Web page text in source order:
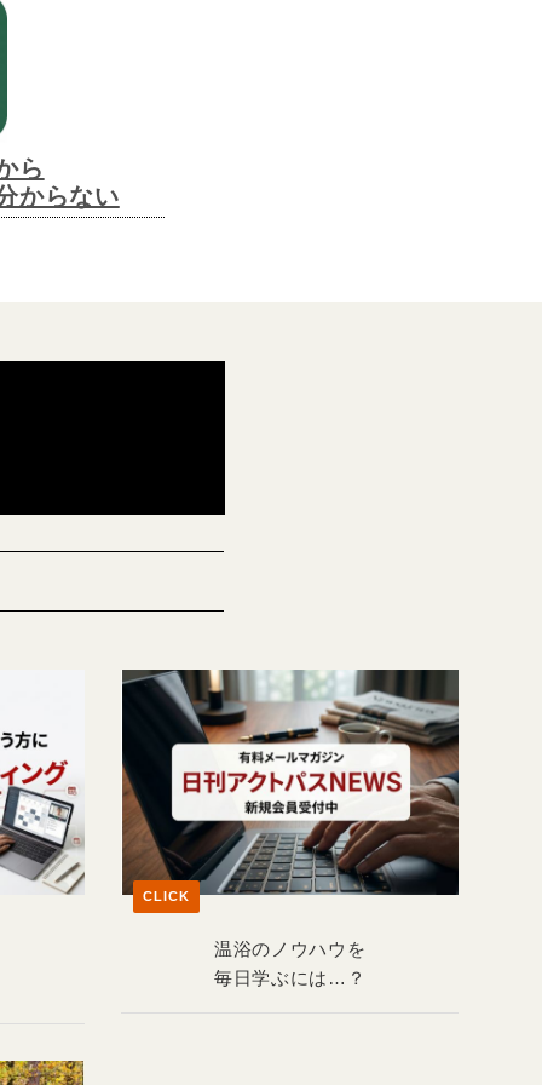
ら
からない
CLICK
温浴のノウハウを
毎日学ぶには…？